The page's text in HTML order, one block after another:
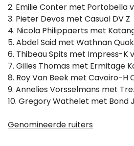
2. Emilie Conter met Portobella
3. Pieter Devos met Casual DV Z
4. Nicola Philippaerts met
5. Abdel Said met Wathnan
6. Thibeau Spits met Impress-K
7. Gilles Thomas met Ermitage
8. Roy Van Beek met Cavoiro-H
9. Annelies Vorsselmans met
10. Gregory Wathelet met Bond
Genomineerde ruiters